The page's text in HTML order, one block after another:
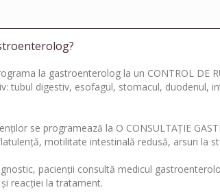
la gastroenterolog la un CONTROL DE
tubul digestiv, esofagul, stomacul, duodenul,
se programează la O CONSULTAȚIE
motilitate intestinală redusă, arsuri la
pacienții consultă medicul
reacției la tratament.